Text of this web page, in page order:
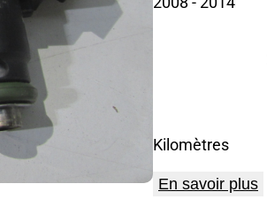
Kilomètres
En savoir plus